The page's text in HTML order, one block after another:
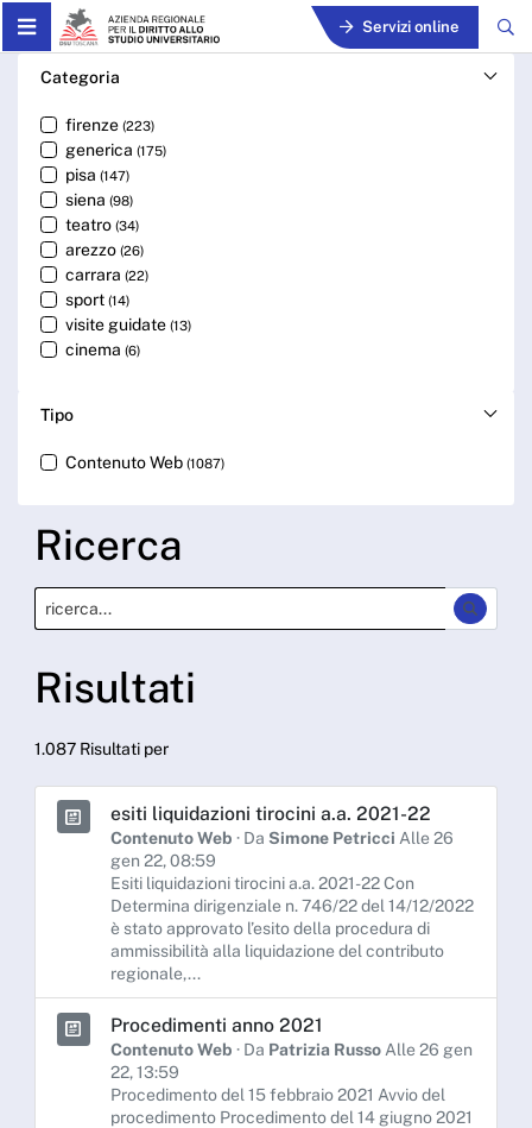
Skip to Main Content Servizi online
Cerca - ARDSU
Categoria
firenze (223)
generica (175)
pisa (147)
siena (98)
teatro (34)
arezzo (26)
carrara (22)
sport (14)
visite guidate (13)
cinema (6)
Tipo
Contenuto Web (1087)
Ricerca
Risultati
1.087 Risultati per
esiti liquidazioni tirocini a.a. 2021-22
Contenuto Web · Da Simone Petricci Alle 26
gen 22, 08:59
Esiti liquidazioni tirocini a.a. 2021-22 Con
Determina dirigenziale n. 746/22 del 14/12/2022
è stato approvato l’esito della procedura di
ammissibilità alla liquidazione del contributo
regionale,...
Procedimenti anno 2021
Contenuto Web · Da Patrizia Russo Alle 26 gen
22, 13:59
Procedimento del 15 febbraio 2021 Avvio del
procedimento Procedimento del 14 giugno 2021